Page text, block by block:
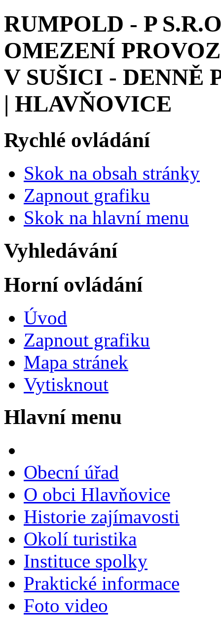
RUMPOLD - P
OMEZENÍ
V SUŠICI - DENNĚ
| HLAVŇOVICE
Rychlé ovládání
Skok na obsah stránky
Zapnout grafiku
Skok na hlavní menu
Vyhledávání
Horní ovládání
Úvod
Zapnout grafiku
Mapa stránek
Vytisknout
Hlavní menu
Obecní úřad
O obci Hlavňovice
Historie zajímavosti
Okolí turistika
Instituce spolky
Praktické informace
Foto video